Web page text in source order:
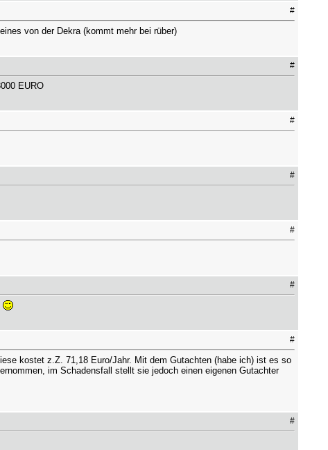
#
von der Dekra (kommt mehr bei rüber)
#
EURO
#
#
#
#
#
kostet z.Z. 71,18 Euro/Jahr. Mit dem Gutachten (habe ich) ist es so
im Schadensfall stellt sie jedoch einen eigenen Gutachter
#